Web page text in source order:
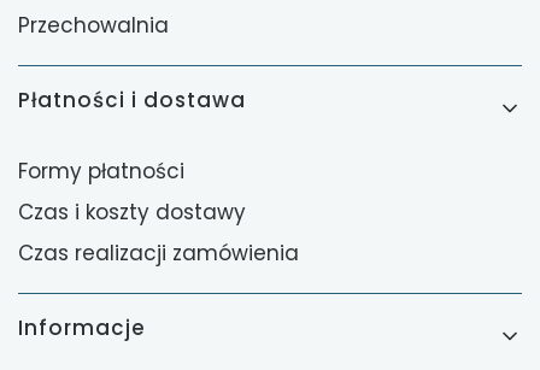
Przechowalnia
Płatności i dostawa
Formy płatności
Czas i koszty dostawy
Czas realizacji zamówienia
Informacje